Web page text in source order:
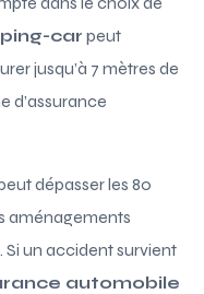
car peut
jusqu’à 7 mètres de
d’assurance
dépasser les 80
aménagements
un accident survient
automobile